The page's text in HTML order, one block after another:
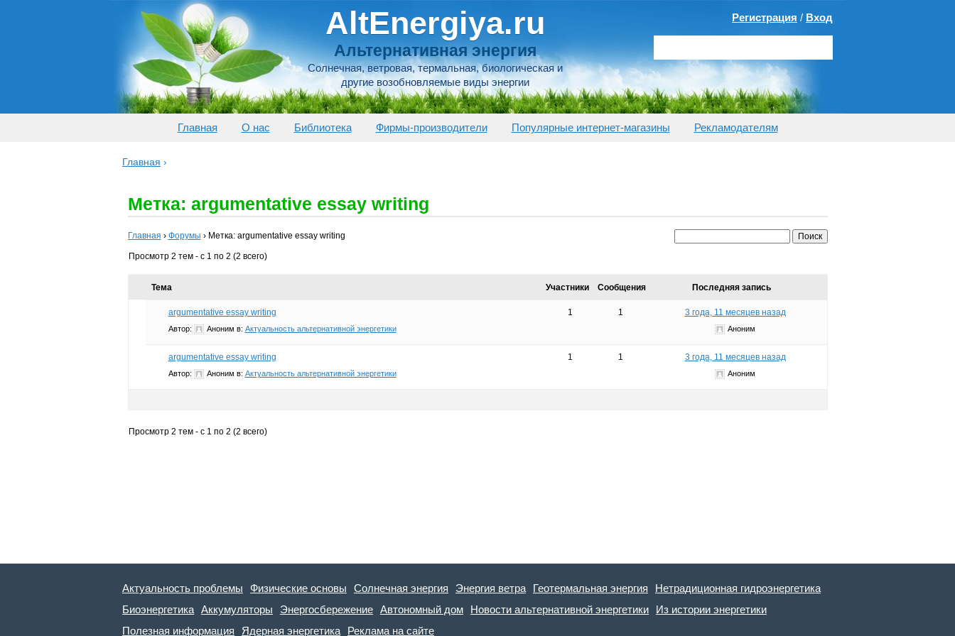
AltEnergiya.ru
Альтернативная энергия
Солнечная, ветровая, термальная, биологическая и
другие возобновляемые виды энергии
Регистрация / Вход
Главная О нас Библиотека Фирмы-производители Популярные интернет-магазины Рекламодателям
Главная ›
Метка: argumentative essay writing
Главная › Форумы › Метка: argumentative essay writing
Просмотр 2 тем - с 1 по 2 (2 всего)
Тема Участники Сообщения Последняя запись
argumentative essay writing
Автор: Аноним в: Актуальность альтернативной энергетики
1 1 3 года, 11 месяцев назад
Аноним
argumentative essay writing
Автор: Аноним в: Актуальность альтернативной энергетики
1 1 3 года, 11 месяцев назад
Аноним
Просмотр 2 тем - с 1 по 2 (2 всего)
Актуальность проблемы Физические основы Солнечная энергия Энергия ветра Геотермальная энергия
Нетрадиционная гидроэнергетика
Биоэнергетика Аккумуляторы Энергосбережение Автономный дом Новости альтернативной энергетики
Из истории энергетики
Полезная информация
Ядерная энергетика Реклама на сайте